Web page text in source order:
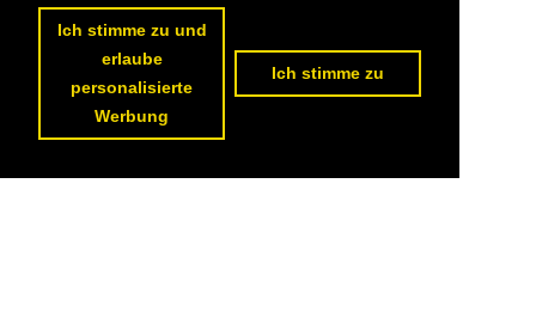
Ich stimme zu und
erlaube
personalisierte
Werbung
Ich stimme zu